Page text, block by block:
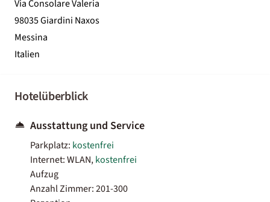
Via Consolare Valeria
98035 Giardini Naxos
Messina
Italien
Hotelüberblick
Ausstattung und Service
Parkplatz: kostenfrei
Internet: WLAN,kostenfrei
Aufzug
Anzahl Zimmer: 201-300